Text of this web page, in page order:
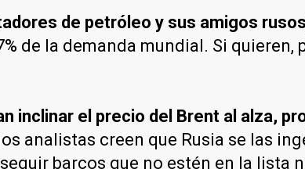
de petróleo y sus amigos
de la demanda mundial. Si
inclinar el precio del Brent al alza,
analistas creen que Rusia se las
barcos que no estén en la lista